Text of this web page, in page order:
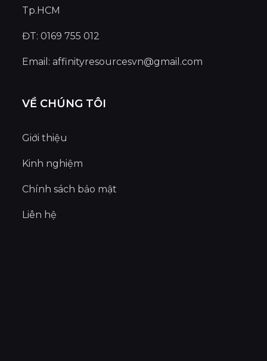
Tp.HCM
ĐT: 0169 755 012
Email:affinityresourcesvn@gmail.com
VỀ CHÚNG TÔI
Giới thiệu
Kinh nghiệm
Chính sách bảo mật
Liên hệ